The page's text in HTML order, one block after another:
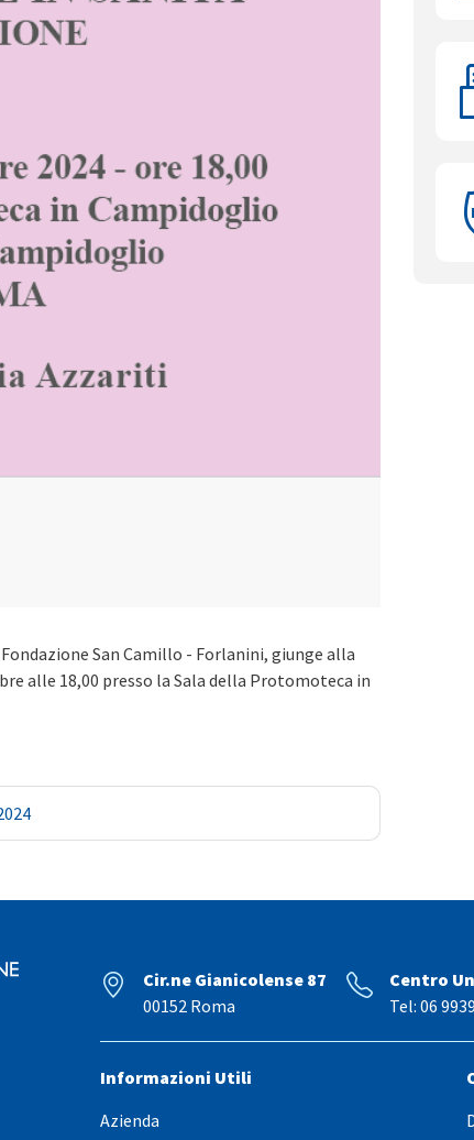
San Camillo - Forlanini, giunge alla
alle 18,00 presso la Sala della Protomoteca in
Cir.ne Gianicolense 87
00152 Roma
Centro
Tel: 06 9939
Informazioni Utili
Azienda